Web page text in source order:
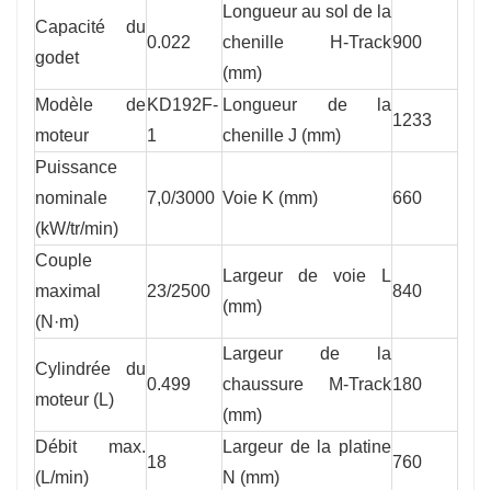
Capacité du
godet
0.022
Longueur au sol de la
chenille H-Track
(mm)
900
Modèle de
moteur
KD192F-
1
Longueur de la
chenille J (mm)
1233
Puissance
nominale
(kW/tr/min)
7,0/3000 Voie K (mm) 660
Couple
maximal
(N·m)
23/2500
Largeur de voie L
(mm)
840
Cylindrée du
moteur (L)
0.499
Largeur de la
chaussure M-Track
(mm)
180
Débit max.
(L/min)
18
Largeur de la platine
N (mm)
760